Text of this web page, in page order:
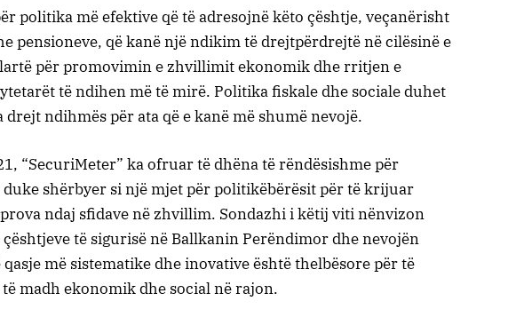
politika më efektive që të adresojnë këto çështje, veçanërisht
pensioneve, që kanë një ndikim të drejtpërdrejtë në cilësinë e
lartë për promovimin e zhvillimit ekonomik dhe rritjen e
të ndihen më të mirë. Politika fiskale dhe sociale duhet
ndihmës për ata që e kanë më shumë nevojë.
“SecuriMeter” ka ofruar të dhëna të rëndësishme për
shërbyer si një mjet për politikëbërësit për të krijuar
ndaj sfidave në zhvillim. Sondazhi i këtij viti nënvizon
të sigurisë në Ballkanin Perëndimor dhe nevojën
më sistematike dhe inovative është thelbësore për të
madh ekonomik dhe social në rajon.